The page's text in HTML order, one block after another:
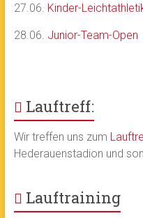
27.06. Kinder-
28.06. Junior-Team-Open
Lauftreff:
Wir treffen uns zum
Hederauenstadion und
Lauftraining